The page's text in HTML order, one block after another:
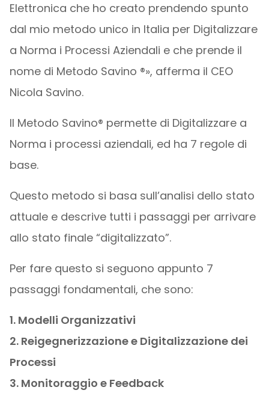
Elettronica che ho creato prendendo spunto
dal mio metodo unico in Italia per Digitalizzare
a Norma i Processi Aziendali e che prende il
nome di Metodo Savino ®», afferma il CEO
Nicola Savino.
Il Metodo Savino® permette di Digitalizzare a
Norma i processi aziendali, ed ha 7 regole di
base.
Questo metodo si basa sull’analisi dello stato
attuale e descrive tutti i passaggi per arrivare
allo stato finale “digitalizzato”.
Per fare questo si seguono appunto 7
passaggi fondamentali, che sono:
1. Modelli Organizzativi
2. Reigegnerizzazione e Digitalizzazione dei
Processi
3. Monitoraggio e Feedback